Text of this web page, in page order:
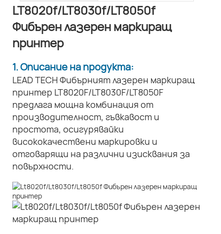
LT8020f/LT8030f/LT8050f
Фибърен лазерен маркиращ
принтер
1. Описание на продукта:
LEAD TECH Фибърният лазерен маркиращ
принтер LT8020F/LT8030F/LT8050F
предлага мощна комбинация от
производителност, гъвкавост и
простота, осигурявайки
висококачествени маркировки и
отговарящи на различни изисквания за
повърхности.